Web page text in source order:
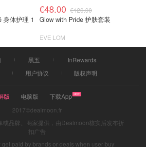
身体护理 1
€48.00 €120.00
Glow with Pride 护肤套装
EVE LOM
黑五
InRewards
用户协议 版权声明
版 电脑版
下载App
2017©dealmoon.fr
或品牌、商家提供，由Dealmoon核实后发布折
扣广告
paid by brands or deals when user buy